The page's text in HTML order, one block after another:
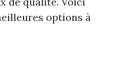
options à